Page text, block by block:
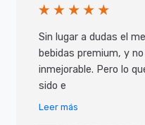
Sin lugar a dudas el
bebidas premium, y
inmejorable. Pero lo
sido e
Leer más